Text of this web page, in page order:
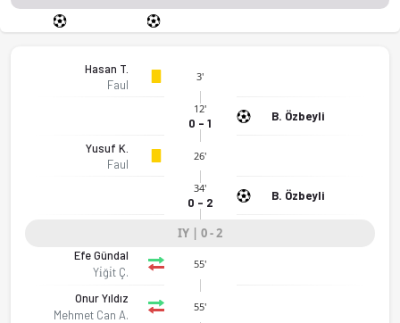
Hasan T.
Faul
3'
12'
0 - 1 B. Özbeyli
Yusuf K.
Faul
26'
34'
0 - 2 B. Özbeyli
IY | 0 - 2
Efe Gündal
Yi̇ği̇t Ç.
55'
Onur Yıldız
Mehmet Can A.
55'